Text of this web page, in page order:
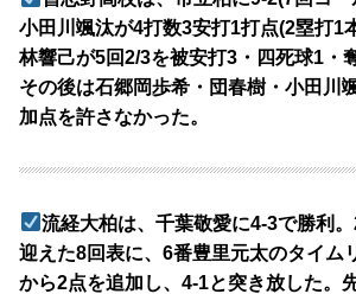
小田川颯汰が4打数3安打1打点(2塁打1
林響己が5回2/3を被安打3・四死球1・
その後は石郷岡歩希・団春樹・小田川
加点を許さなかった。
流経大柏は、千葉敬愛に4-3で勝利
迎えた8回表に、6番豊里元太のタイム
から2点を追加し、4-1と突き放した。